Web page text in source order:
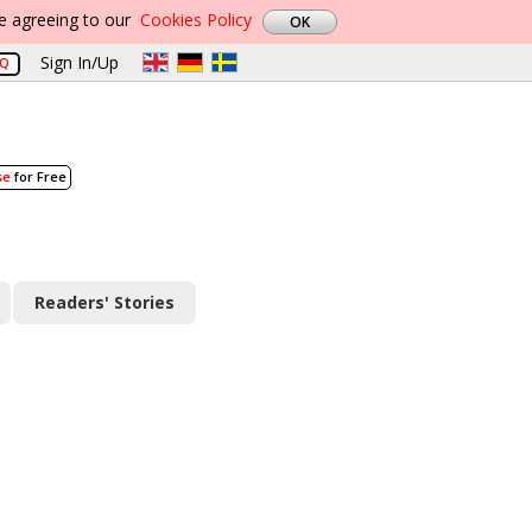
agreeing to our Cookies Policy
Sign In/Up
for Free
Readers' Stories